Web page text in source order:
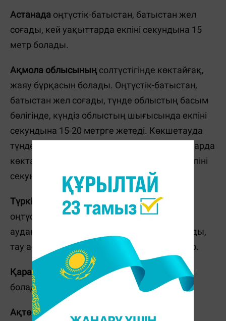
Астанада оңтүстік-батыстан, батыстан жел
соғады, кей уақыттарда екпіні секундына 15
метр болады.
Ақмола облысының солтүстігінде көктайғақ,
жаяу бұрқасын болады. Оңтүстік-батыстан,
батыстан жел соғады, түнде облыстың басым
бөлігінде, күндіз облыстың шығысында екпіні
секундына 15-20 метрге жетеді. Көкшетауда
түнде және таңертең жаяу бұрқасын, жолдарда
көктайғақ. Батыстан жел соғады, түнде екпіні
секундына 15-20 метр.
Түркістан облысының
солтүстігінде,
оңтүстігінде, таулы және тау бөктерлі
аудандарында тұман. Шығыстан жел соғады,
тау асуларында күші секундына 15-20 метр.
Қарағанды облысыныңшығысында тұман
болады.
Ақтөбе облысының